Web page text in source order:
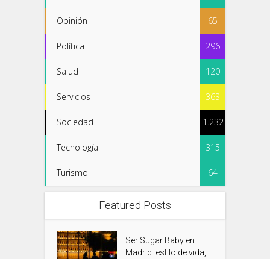
Opinión 65
Política 296
Salud 120
Servicios 363
Sociedad 1.232
Tecnología 315
Turismo 64
Featured Posts
Ser Sugar Baby en
Madrid: estilo de vida,